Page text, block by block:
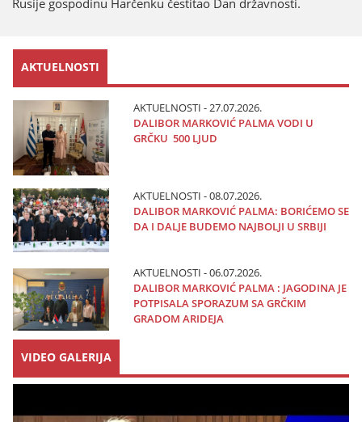
Rusiјe gospodinu Harčenku čestitao Dan državnosti.
AKTUELNOSTI
AKTUELNOSTI - 27.07.2026.
DALIBOR MARKOVIĆ PALMA VODI U
GRČKU 500 LJUD
AKTUELNOSTI - 08.07.2026.
DALIBOR MARKOVIĆ PALMA: BORIĆEMO SE
DA I DALJE BUDEMO NAJBOLJI U SRBIJI
AKTUELNOSTI - 06.07.2026.
DALIBOR MARKOVIĆ PALMA : JAGODINA JE
POTPISALA SPORAZUM SA GRČKIM
GRADOM ARIDEJA
VIDEO GALERIJA